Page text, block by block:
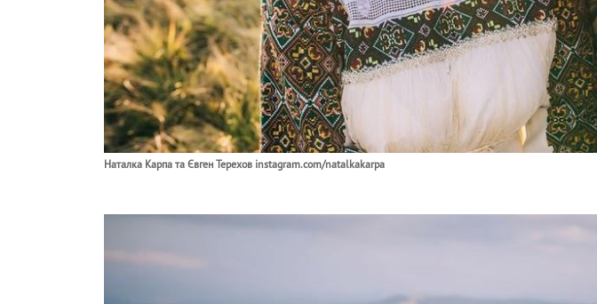
Наталка Карпа та Євген Терехов instagram.com/natalkakarpa